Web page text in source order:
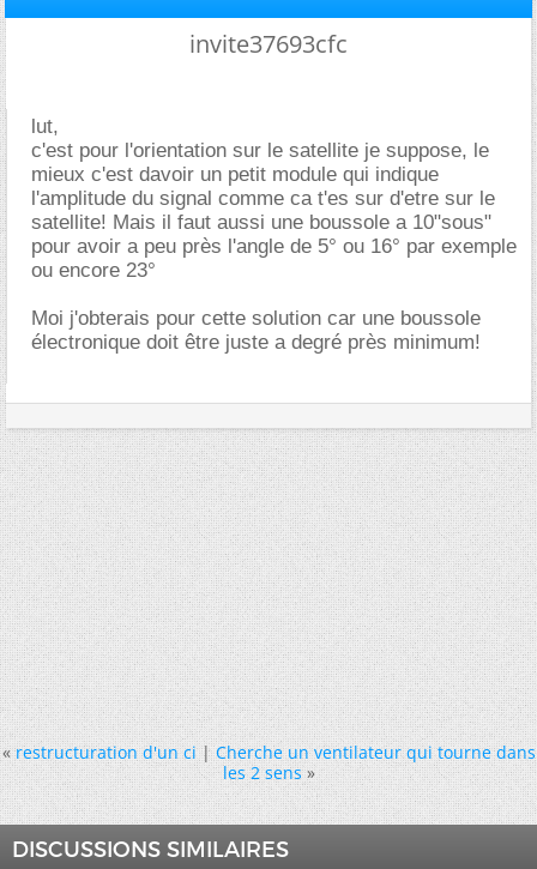
invite37693cfc
lut,
c'est pour l'orientation sur le satellite je suppose, le
mieux c'est davoir un petit module qui indique
l'amplitude du signal comme ca t'es sur d'etre sur le
satellite! Mais il faut aussi une boussole a 10"sous"
pour avoir a peu près l'angle de 5° ou 16° par exemple
ou encore 23°
Moi j'obterais pour cette solution car une boussole
électronique doit être juste a degré près minimum!
« restructuration d'un ci|Cherche un ventilateur qui tourne dans
les 2 sens »
DISCUSSIONS SIMILAIRES